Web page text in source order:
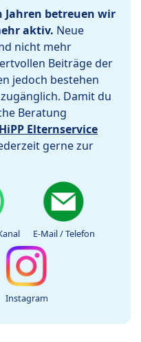
Jahren betreuen wir
aktiv. Neue
nicht mehr
Beiträge der
jedoch bestehen
Damit du
Beratung
HiPP Elternservice
gerne zur
E-Mail / Telefon
Instagram